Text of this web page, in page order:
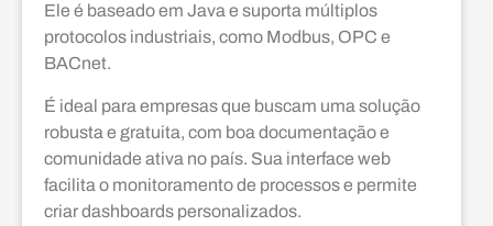
Ele é baseado em Java e suporta múltiplos
protocolos industriais, como Modbus, OPC e
BACnet.
É ideal para empresas que buscam uma solução
robusta e gratuita, com boa documentação e
comunidade ativa no país. Sua interface web
facilita o monitoramento de processos e permite
criar dashboards personalizados.